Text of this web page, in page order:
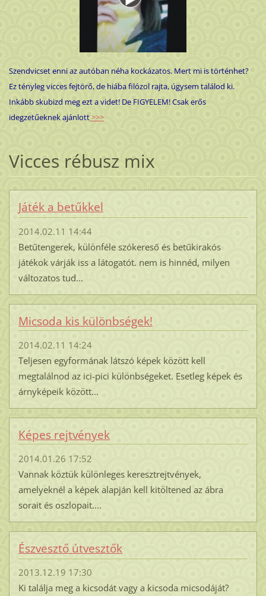
Szendvicset enni az autóban néha kockázatos. Mert mi is történhet?
Ez tényleg vicces fejtörő, de hiába filózol rajta, úgysem találod ki.
Inkább skubizd meg ezt a videt! De FIGYELEM! Csak erős
idegzetűeknek ajánlott>>>
Vicces rébusz mix
Játék a betűkkel
2014.02.11 14:44
Betűtengerek, különféle szókereső és betűkirakós
játékok várják iss a látogatót. nem is hinnéd, milyen
változatos tud...
Micsoda kis különbségek!
2014.02.11 14:24
Teljesen egyformának látszó képek között kell
megtalálnod az ici-pici különbségeket. Esetleg képek és
árnyképeik között...
Képes rejtvények
2014.01.26 17:52
Vannak köztük különleges keresztrejtvények,
amelyeknél a képek alapján kell kitöltened az ábra
sorait és oszlopait....
Észvesztő útvesztők
2013.12.19 17:30
Ki találja meg a kicsodát vagy a kicsoda micsodáját?